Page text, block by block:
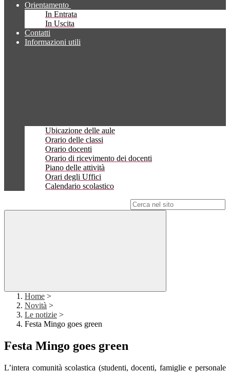
Orientamento
In Entrata
In Uscita
Contatti
Informazioni utili
Ubicazione delle aule
Orario delle classi
Orario docenti
Orario di ricevimento dei docenti
Piano delle attività
Orari degli Uffici
Calendario scolastico
Home >
Novità >
Le notizie >
Festa Mingo goes green
Festa Mingo goes green
L’intera comunità scolastica (studenti, docenti, famiglie e personale